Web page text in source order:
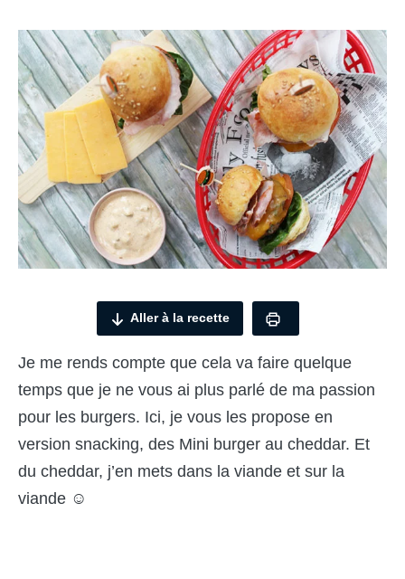
Aller à la recette
Je me rends compte que cela va faire quelque
temps que je ne vous ai plus parlé de ma passion
pour les burgers. Ici, je vous les propose en
version snacking, des Mini burger au cheddar. Et
du cheddar, j’en mets dans la viande et sur la
viande ☺